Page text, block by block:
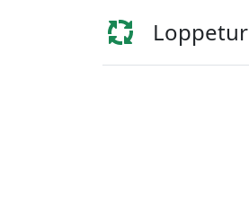
Loppetur